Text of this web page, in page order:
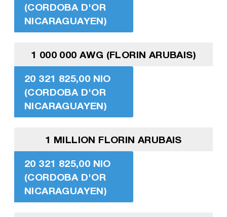
(CORDOBA D'OR
NICARAGUAYEN)
1 000 000 AWG (FLORIN ARUBAIS)
20 321 825,00 NIO
(CORDOBA D'OR
NICARAGUAYEN)
1 MILLION FLORIN ARUBAIS
20 321 825,00 NIO
(CORDOBA D'OR
NICARAGUAYEN)